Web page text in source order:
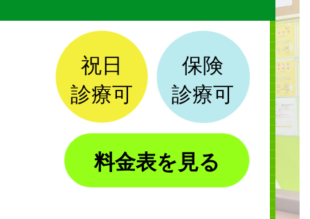
祝日
診療可
保険
診療可
料金表を見る